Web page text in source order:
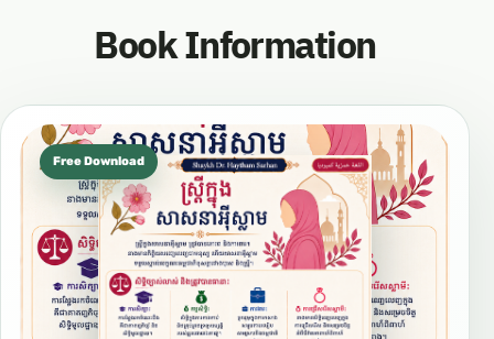
Book Information
Free Download